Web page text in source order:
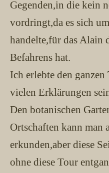
Gegenden,in die kein
vordringt,da es sich
handelte,für das Alain
Befahrens hat.
Ich erlebte den
vielen Erklärungen
Den botanischen
Ortschaften kann man
erkunden,aber diese
ohne diese Tour